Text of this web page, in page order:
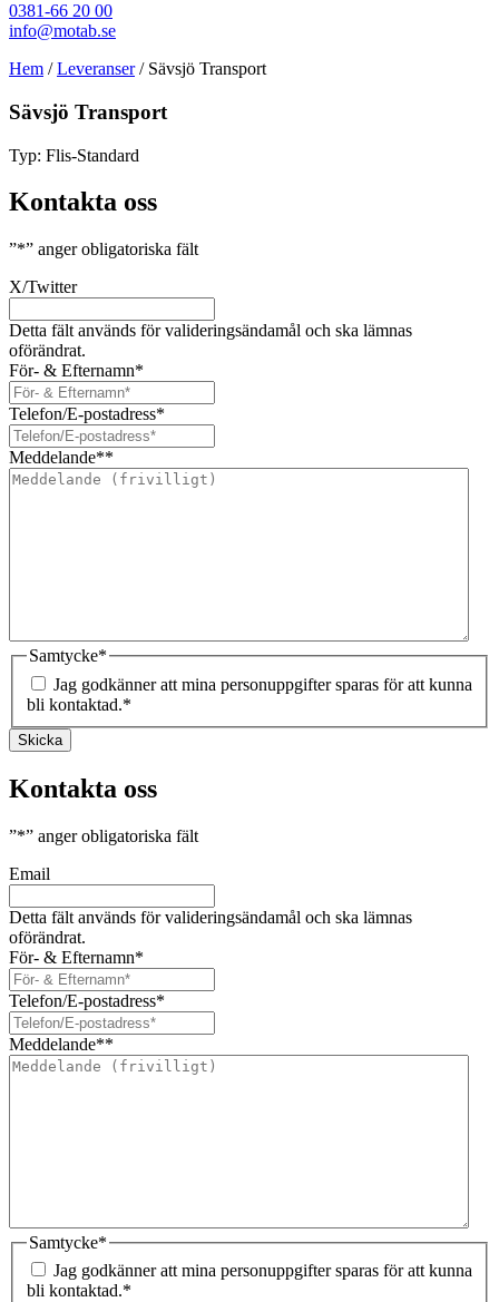
0381-66 20 00
info@motab.se
Hem /Leveranser/ Sävsjö Transport
Sävsjö Transport
Typ: Flis-Standard
Kontakta oss
”*” anger obligatoriska fält
X/Twitter
Detta fält används för valideringsändamål och ska lämnas
oförändrat.
För- & Efternamn*
Telefon/E-postadress*
Meddelande**
Samtycke*
Jag godkänner att mina personuppgifter sparas för att kunna
bli kontaktad.*
Skicka
Kontakta oss
”*” anger obligatoriska fält
Email
Detta fält används för valideringsändamål och ska lämnas
oförändrat.
För- & Efternamn*
Telefon/E-postadress*
Meddelande**
Samtycke*
Jag godkänner att mina personuppgifter sparas för att kunna
bli kontaktad.*